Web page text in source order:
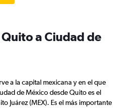
a Ciudad de
a la capital mexicana y en el que
de México desde Quito es el
Juárez (MEX). Es el más importante